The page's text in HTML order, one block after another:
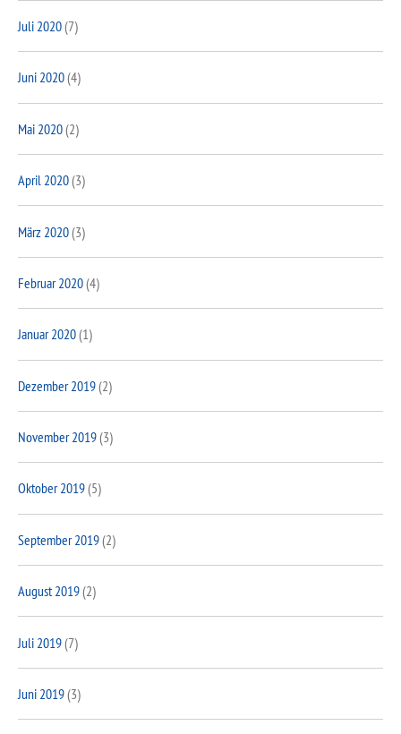
Juli 2020(7)
Juni 2020(4)
Mai 2020(2)
April 2020(3)
März 2020(3)
Februar 2020(4)
Januar 2020(1)
Dezember 2019(2)
November 2019(3)
Oktober 2019(5)
September 2019(2)
August 2019(2)
Juli 2019(7)
Juni 2019(3)